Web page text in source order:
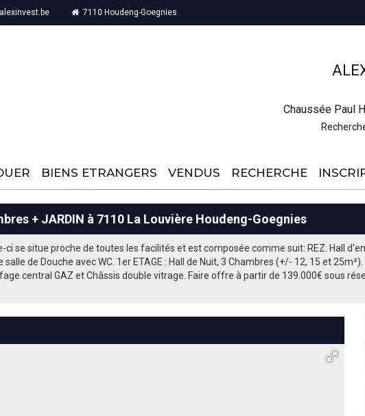
7110 Houdeng-Goegnies
Chaussée Paul
BIENS ETRANGERS VENDUS RECHERCHE
+ JARDIN à 7110 La Louvière Houdeng-Goegnies
se situe proche de toutes les facilités et est composée comme suit: REZ: Hall
de Douche avec WC. 1er ETAGE : Hall de Nuit, 3 Chambres (+/- 12, 15 et 25m²).
central GAZ et Châssis double vitrage. Faire offre à partir de 139.000€ sous